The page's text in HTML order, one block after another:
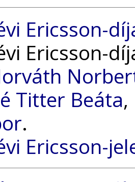
Ericsson-
Ericsson-
Titter Beáta,
.
Ericsson-